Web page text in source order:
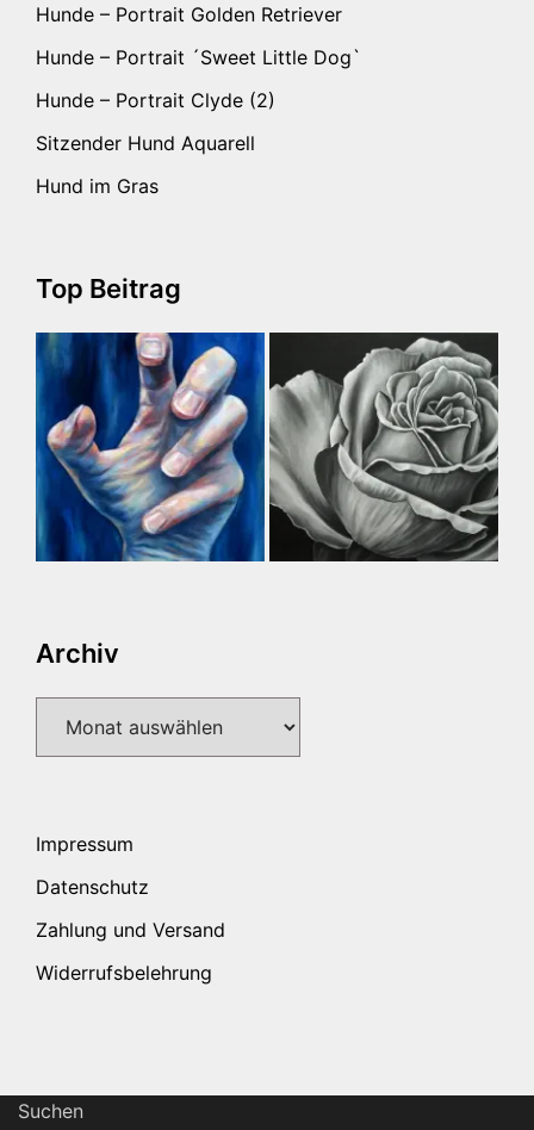
Hunde – Portrait Golden Retriever
Hunde – Portrait ´Sweet Little Dog`
Hunde – Portrait Clyde (2)
Sitzender Hund Aquarell
Hund im Gras
Top Beitrag
Archiv
Impressum
Datenschutz
Zahlung und Versand
Widerrufsbelehrung
Suchen